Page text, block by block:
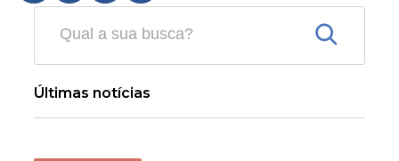
Últimas notícias